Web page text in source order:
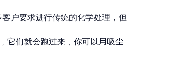
户要求进行传统的化学处理，但
它们就会跑过来，你可以用吸尘